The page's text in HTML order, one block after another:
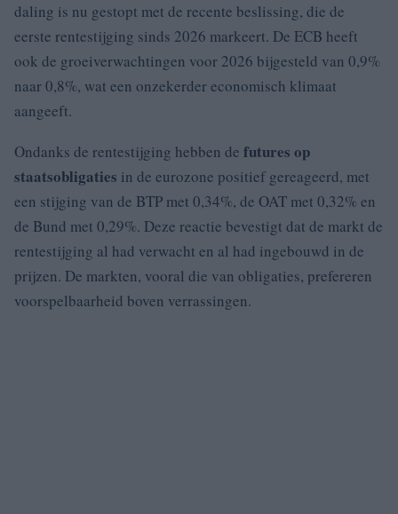
daling is nu gestopt met de recente beslissing, die de
eerste rentestijging sinds 2026 markeert. De ECB heeft
ook de groeiverwachtingen voor 2026 bijgesteld van 0,9%
naar 0,8%, wat een onzekerder economisch klimaat
aangeeft.
Ondanks de rentestijging hebben de futures op
staatsobligaties in de eurozone positief gereageerd, met
een stijging van de BTP met 0,34%, de OAT met 0,32% en
de Bund met 0,29%. Deze reactie bevestigt dat de markt de
rentestijging al had verwacht en al had ingebouwd in de
prijzen. De markten, vooral die van obligaties, prefereren
voorspelbaarheid boven verrassingen.